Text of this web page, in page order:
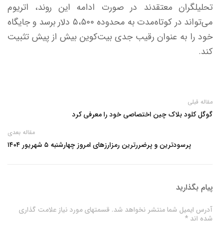
تحلیلگران معتقدند در صورت ادامه این روند، اتریوم
می‌تواند در کوتاه‌مدت به محدوده ۵،۵۰۰ دلار برسد و جایگاه
خود را به عنوان رقیب جدی بیت‌کوین بیش از پیش تثبیت
کند.
مقاله قبلی
گوگل کلود بلاک چین اختصاصی خود را معرفی کرد
مقاله بعدی
پرسودترین و پرضررترین رمزارزهای امروز چهارشنبه ۵ شهریور ۱۴۰۴
پیام بگذارید
آدرس ایمیل شما منتشر نخواهد شد. قسمتهای مورد نیاز علامت گذاری
شده اند *